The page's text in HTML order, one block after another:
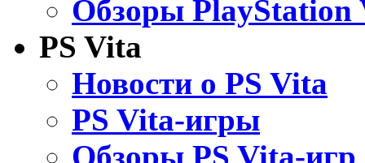
Обзоры PlayStation
PS Vita
Новости о PS Vita
PS Vita-игры